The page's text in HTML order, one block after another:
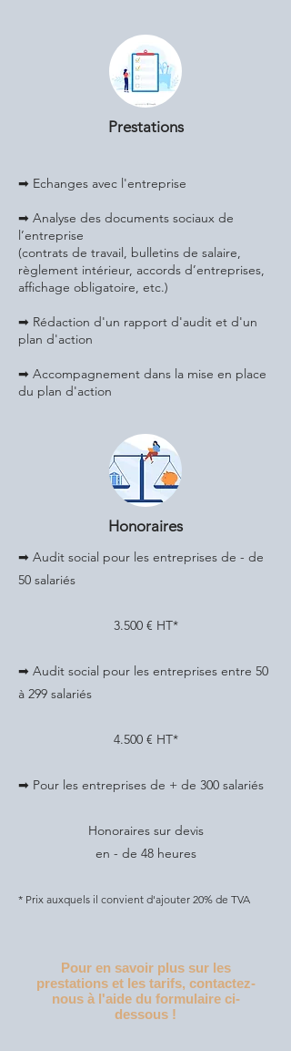
Prestations
➡ Echanges avec l'entreprise
➡ Analyse des documents sociaux de
l’entreprise
(contrats de travail, bulletins de salaire,
règlement intérieur, accords d’entreprises,
affichage obligatoire, etc.)
➡ Rédaction d'un rapport d'audit et d'un
plan d'action
➡ Accompagnement dans la mise en place
du plan d'action
Honoraires
➡ Audit social pour les entreprises de - de
50 salariés
3.500 € HT*
➡ Audit social pour les entreprises entre 50
à 299 salariés
4.500 € HT*
➡ Pour les entreprises de + de 300 salariés
Honoraires sur devis
en - de 48 heures
* Prix auxquels il convient d'ajouter 20% de TVA
Pour en savoir plus sur les
prestations et les tarifs, contactez-
nous à l'aide du formulaire ci-
dessous !